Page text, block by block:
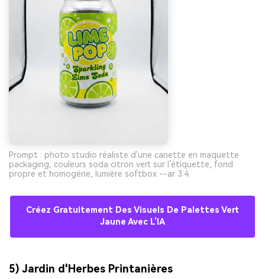
Prompt : photo studio réaliste d'une canette en maquette
packaging, couleurs soda citron vert sur l’étiquette, fond
propre et homogène, lumière softbox --ar 3:4
Créez Gratuitement Des Visuels De Palettes Vert
Jaune Avec L’IA
5) Jardin d'Herbes Printanières